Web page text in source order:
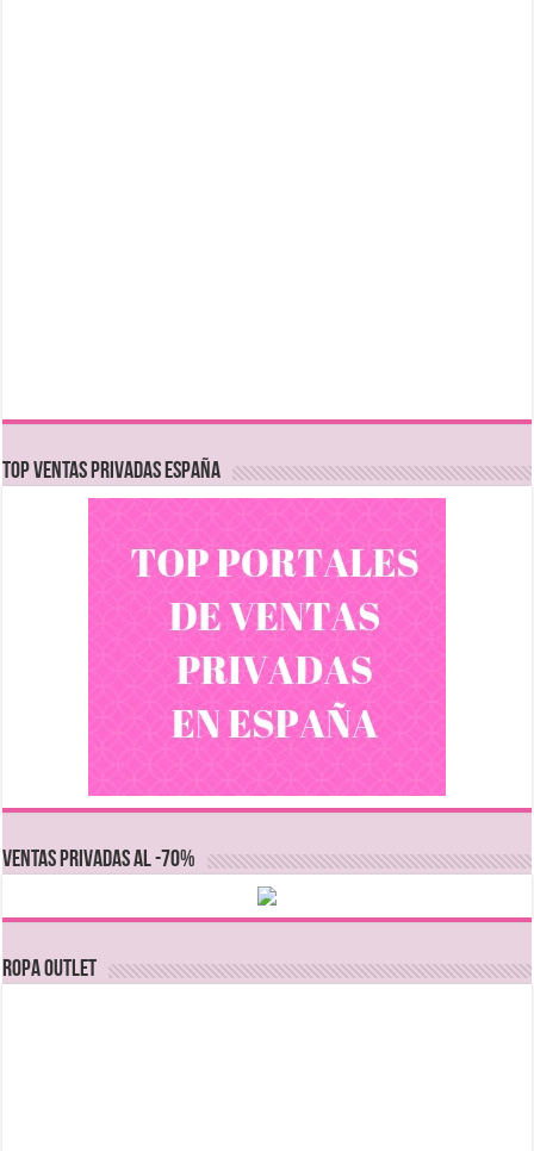
TOP VENTAS PRIVADAS ESPAÑA
VENTAS PRIVADAS AL -70%
Ropa Outlet